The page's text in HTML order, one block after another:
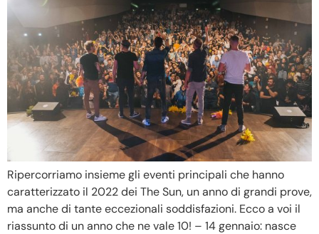
Ripercorriamo insieme gli eventi principali che hanno
caratterizzato il 2022 dei The Sun, un anno di grandi prove,
ma anche di tante eccezionali soddisfazioni. Ecco a voi il
riassunto di un anno che ne vale 10! – 14 gennaio: nasce